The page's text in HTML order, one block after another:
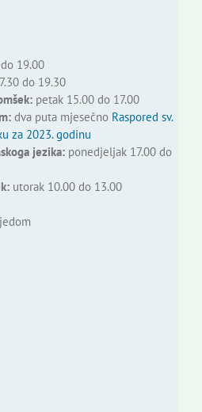
19.00
do 19.30
petak 15.00 do 17.00
dva puta mjesečno Raspored sv.
za 2023. godinu
jezika:ponedjeljak 17.00 do
utorak 10.00 do 13.00